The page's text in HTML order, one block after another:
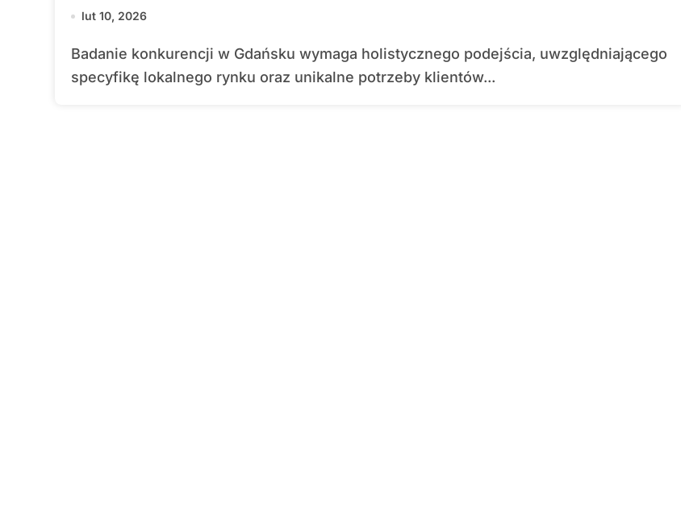
lut 10, 2026
Badanie konkurencji w Gdańsku wymaga holistycznego podejścia, uwzględniającego
specyfikę lokalnego rynku oraz unikalne potrzeby klientów...